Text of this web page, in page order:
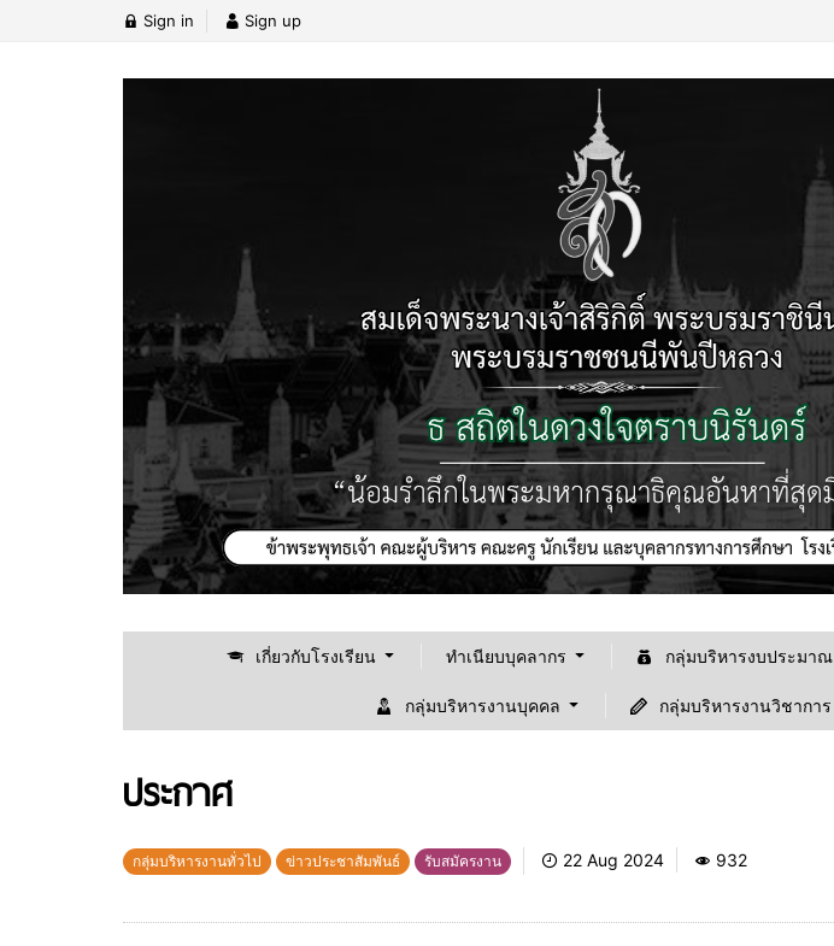
Sign in Sign up
เกี่ยวกับโรงเรียน ทำเนียบบุคลากร กลุ่มบริหารงบประมาณ
กลุ่มบริหารงานบุคคล กลุ่มบริหารงานวิชาการ
ประกาศ
กลุ่มบริหารงานทั่วไป ข่าวประชาสัมพันธ์ รับสมัครงาน 22 Aug 2024 932